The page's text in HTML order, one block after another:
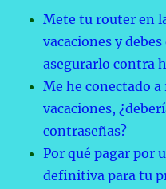
Mete tu router en
vacaciones y
asegurarlo contra
Me he conectado
vacaciones,
contraseñas?
Por qué pagar por
definitiva para tu